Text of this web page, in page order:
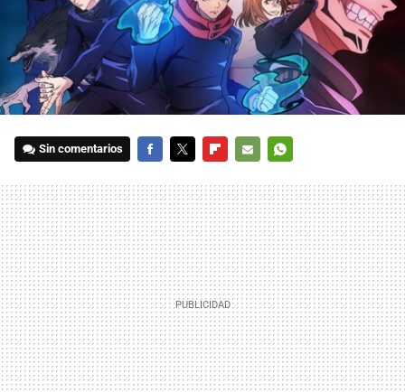
Sin comentarios
MAIL